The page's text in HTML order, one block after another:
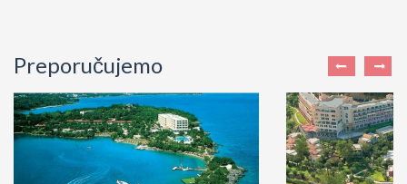
Preporučujemo